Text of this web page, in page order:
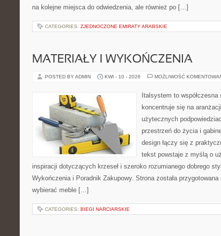
na kolejne miejsca do odwiedzenia, ale również po […]
CATEGORIES: ZJEDNOCZONE EMIRATY ARABSKIE
MATERIAŁY I WYKOŃCZENIA
POSTED BY ADMIN KWI - 10 - 2026 MOŻLIWOŚĆ
Italsystem to
koncentruje się na
użytecznych
przestrzeń do życia i
design łączy się z
tekst powstaje z myślą o
inspiracji dotyczących krzeseł i szeroko rozumianego dobrego
Wykończenia i Poradnik Zakupowy. Strona została
wybierać meble […]
CATEGORIES: BIEGI NARCIARSKIE